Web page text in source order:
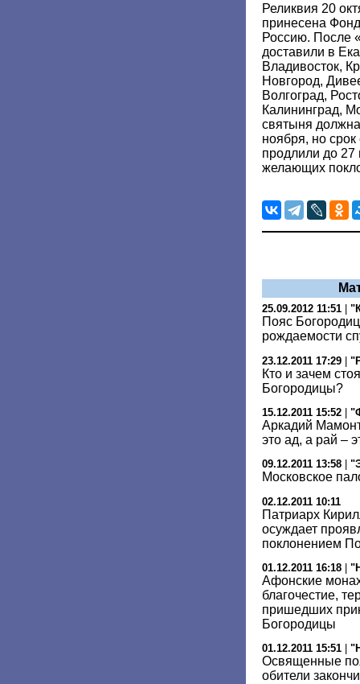
Реликвия 20
принесена
Россию. После
доставили в
Владивосток,
Новгород,
Волгоград,
Калининград,
святыня
ноября, но
продлили до 27
желающих
25.09.2012 11:51
Пояс
рождаемости
23.12.2011 17:29 |
Кто и зачем
Богородицы?
15.12.2011 15:52
Аркадий
это ад, а рай –
09.12.2011 13:58
Московское
02.12.2011 10:11
Патриарх
осуждает
поклонением
01.12.2011 16:18
Афонские
благочестие,
пришедших
Богородицы
01.12.2011 15:51
Освященные
обители